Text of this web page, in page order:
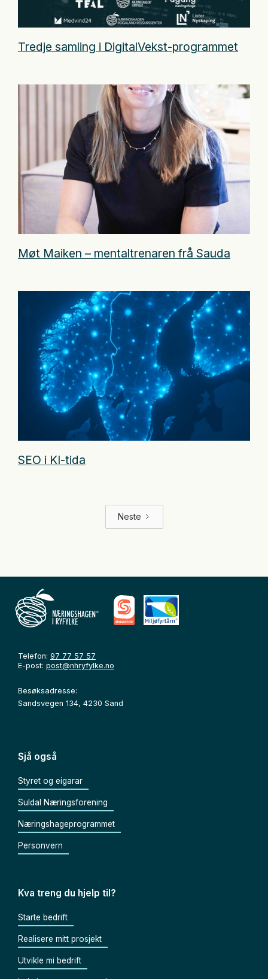
Tredje samling i DigitalVekst-programmet
Møt Maiken – mentaltrenaren frå Sauda
SEO i KI-tida
Neste
Telefon: 97 77 57 57
E-post: post@nhryfylke.no
Besøksadresse:
Sandsvegen 134, 4230 Sand
Sjå også
Styret og eigarar
Suldal Næringsforening
Næringshageprogrammet
Personvern
Kva treng du hjelp til?
Starte bedrift
Realisere mitt prosjekt
Utvikle mi bedrift